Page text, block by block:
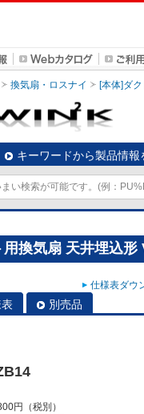
換気扇・ロスナイ [本体]ダ
キーワードから製品情報
換気扇 天井埋込形
仕様表ダウ
別売品
円（税別）